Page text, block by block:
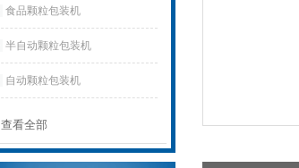
食品颗粒包装机
半自动颗粒包装机
自动颗粒包装机
查看全部